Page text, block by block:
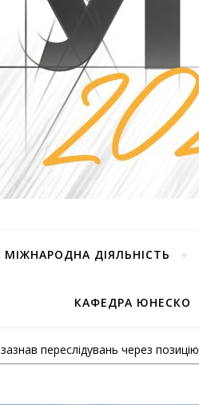
МІЖНАРОДНА ДІЯЛЬНІСТЬ
КАФЕДРА ЮНЕСКО
переслідувань через позицію